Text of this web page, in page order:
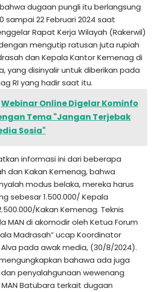
dugaan pungli itu berlangsung
sampai 22 Februari 2024 saat
Rapat Kerja Wilayah (Rakerwil)
mengutip ratusan juta rupiah
dan Kepala Kantor Kemenag di
yang disinyalir untuk diberikan pada
RI yang hadir saat itu.
Webinar Online Digelar Kominfo
Tema "Jangan Terjebak
Sosia"
informasi ini dari beberapa
dan Kakan Kemenag, bahwa
modus belaka, mereka harus
sebesar 1.500.000/ Kepala
Kakan Kemenag. Teknis
MAN di akomodir oleh Ketua Forum
Madrasah” ucap Koordinator
pada awak media, (30/8/2024).
bahawa ada juga
penyalahgunaan wewenang
Batubara terkait dugaan